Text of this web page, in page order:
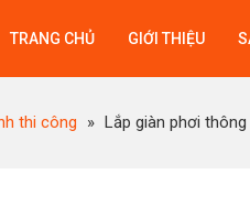
TRANG CHỦ GIỚI THIỆU
thi công » Lắp giàn phơi